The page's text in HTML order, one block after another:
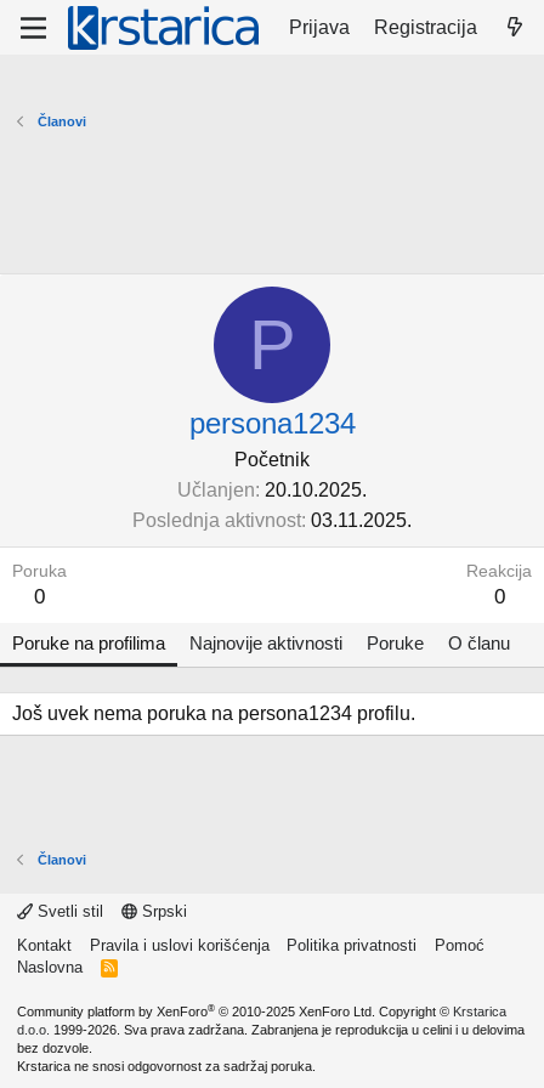
Prijava Registracija
Članovi
P
persona1234
Početnik
Učlanjen 20.10.2025.
Poslednja aktivnost 03.11.2025.
Poruka
0
Reakcija
0
Poruke na profilima Najnovije aktivnosti Poruke O članu
Još uvek nema poruka na persona1234 profilu.
Članovi
Svetli stil
Srpski
Kontakt
Pravila i uslovi korišćenja Politika privatnosti
Pomoć
Naslovna
R
Community platform by XenForo® © 2010-2025 XenForo Ltd. Copyright © Krstarica
d.o.o. 1999-2026. Sva prava zadržana. Zabranjena je reprodukcija u celini i u delovima
bez dozvole.
Krstarica ne snosi odgovornost za sadržaj poruka.